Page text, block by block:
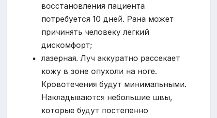
восстановления пациента
потребуется 10 дней. Рана может
причинять человеку легкий
дискомфорт;
лазерная. Луч аккуратно рассекает
кожу в зоне опухоли на ноге.
Кровотечения будут минимальными.
Накладываются небольшие швы,
которые будут постепенно